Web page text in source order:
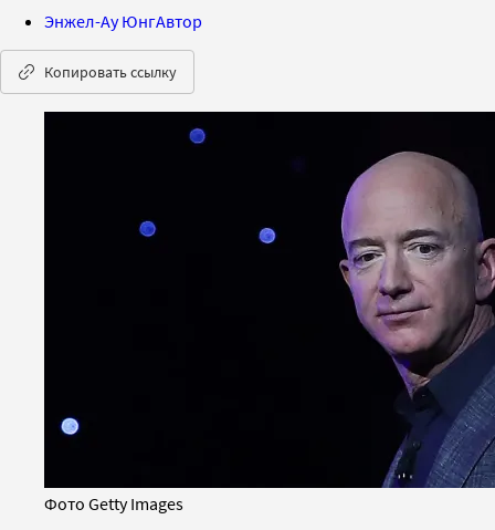
Энжел-Ау ЮнгАвтор
Копировать ссылку
Фото Getty Images